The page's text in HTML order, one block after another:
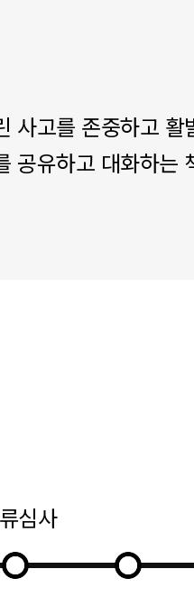
사고를 존중하고 활
공유하고 대화하는
심사